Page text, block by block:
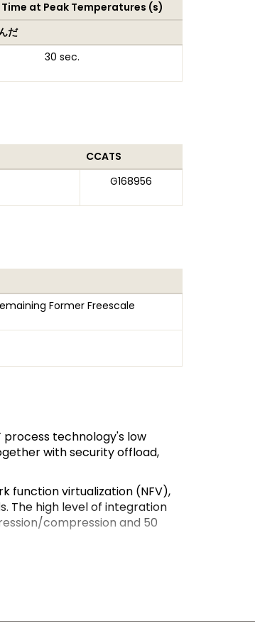
at Peak Temperatures (s)
だ
30 sec.
CCATS
G168956
Former Freescale
process technology's low
with security offload,
function virtualization (NFV),
The high level of integration
compression and 50
Ethernet controllers. You
the computing power to